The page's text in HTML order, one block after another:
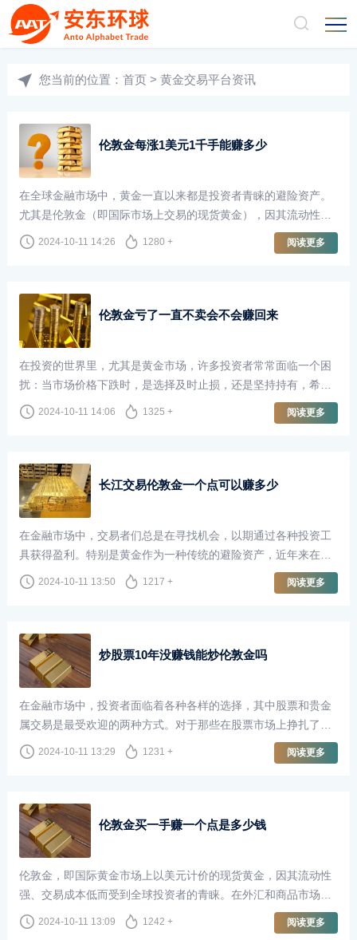
您当前的位置： 首页 > 黄金交易平台资讯
伦敦金每涨1美元1千手能赚多少
在全球金融市场中，黄金一直以来都是投资者青睐的避险资产。
尤其是伦敦金（即国际市场上交易的现货黄金），因其流动性
强、交易量大，成为了许多投资者的首选。许多投资者在交易时
会关注价格波动，尤其是伦敦金每上涨1美元的潜在收益。那么，
2024-10-11 14:26 1280 + 阅读更多
伦敦金亏了一直不卖会不会赚回来
在投资的世界里，尤其是黄金市场，许多投资者常常面临一个困
扰：当市场价格下跌时，是选择及时止损，还是坚持持有，希望
未来能够“回本”？尤其是在伦敦金市场，这个问题更是引发了广
泛的讨论。
2024-10-11 14:06 1325 + 阅读更多
长江交易伦敦金一个点可以赚多少
在金融市场中，交易者们总是在寻找机会，以期通过各种投资工
具获得盈利。特别是黄金作为一种传统的避险资产，近年来在全
球经济不确定性加剧的背景下，受到了越来越多投资者的青睐。
长江交易作为国内知名的贵金属交易平台，提供了丰富的交易机
易伦敦金一个点究竟可以赚多少呢？
2024-10-11 13:50 1217 + 阅读更多
炒股票10年没赚钱能炒伦敦金吗
在金融市场中，投资者面临着各种各样的选择，其中股票和贵金
属交易是最受欢迎的两种方式。对于那些在股票市场上挣扎了十
年却未能盈利的投资者来说，转向伦敦金（即黄金现货市场）是
否可行，成为了一个值得探讨的话题。
2024-10-11 13:29 1231 + 阅读更多
伦敦金买一手赚一个点是多少钱
伦敦金，即国际黄金市场上以美元计价的现货黄金，因其流动性
强、交易成本低而受到全球投资者的青睐。在外汇和商品市场
中，伦敦金的交易方式与其他金融工具相似，但由于其独特的性
质，成交点数（即“点”）的价值在投资者计算收益时尤为重要。
2024-10-11 13:09 1242 + 阅读更多